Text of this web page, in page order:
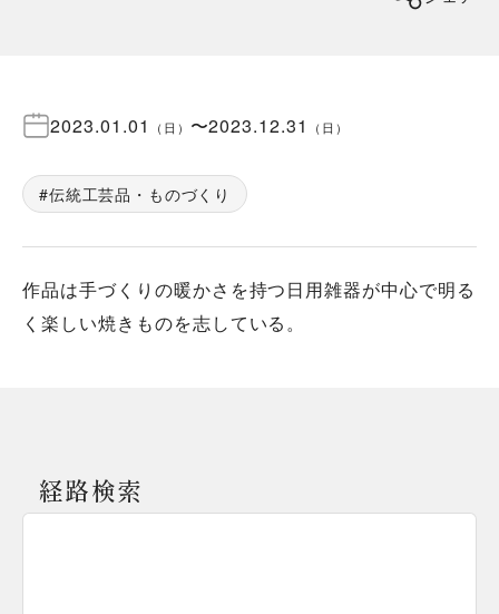
2023.01.01 （ 日 ） 〜2023.12.31 （ 日 ）
伝統工芸品・ものづくり
作品は手づくりの暖かさを持つ日用雑器が中心で明る
く楽しい焼きものを志している。
経路検索